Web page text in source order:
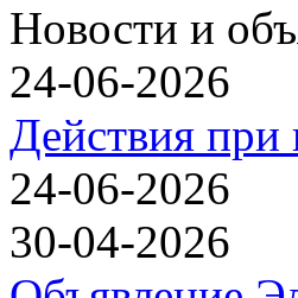
Новости и
24-06-2026
Действия при
24-06-2026
30-04-2026